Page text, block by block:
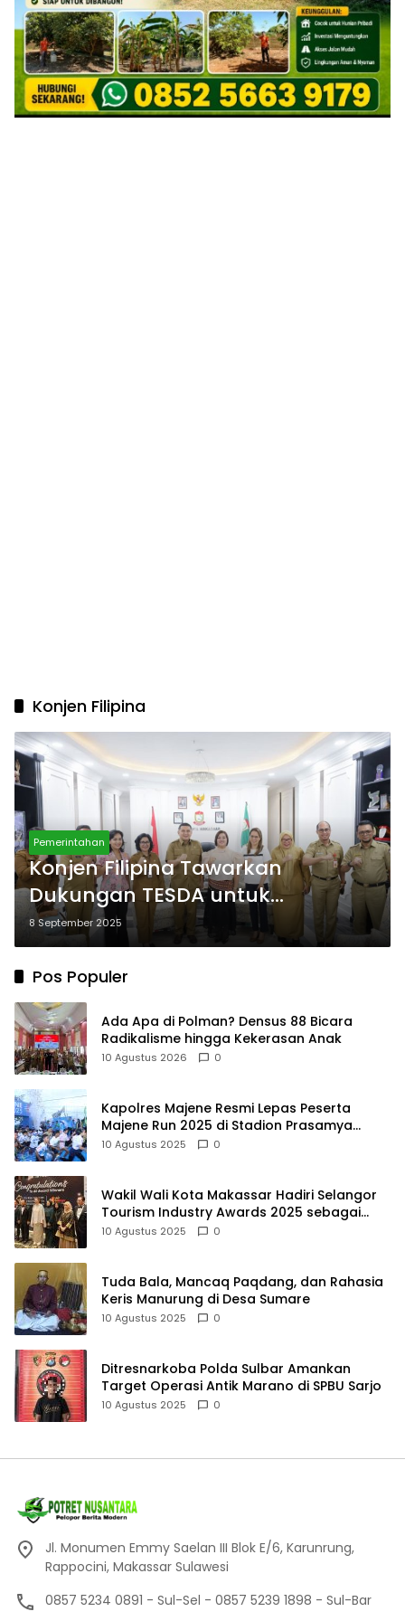
Konjen Filipina
Pemerintahan
Konjen Filipina Tawarkan
Dukungan TESDA untuk
Peningkatan SDM di Makassar
8 September 2025
Pos Populer
Ada Apa di Polman? Densus 88 Bicara
Radikalisme hingga Kekerasan Anak
10 Agustus 2026 0
Kapolres Majene Resmi Lepas Peserta
Majene Run 2025 di Stadion Prasamya
Mandar
10 Agustus 2025 0
Wakil Wali Kota Makassar Hadiri Selangor
Tourism Industry Awards 2025 sebagai
Tamu Kehormatan
10 Agustus 2025 0
Tuda Bala, Mancaq Paqdang, dan Rahasia
Keris Manurung di Desa Sumare
10 Agustus 2025 0
Ditresnarkoba Polda Sulbar Amankan
Target Operasi Antik Marano di SPBU Sarjo
10 Agustus 2025 0
Jl. Monumen Emmy Saelan III Blok E/6, Karunrung,
Rappocini, Makassar Sulawesi
0857 5234 0891 - Sul-Sel - 0857 5239 1898 - Sul-Bar